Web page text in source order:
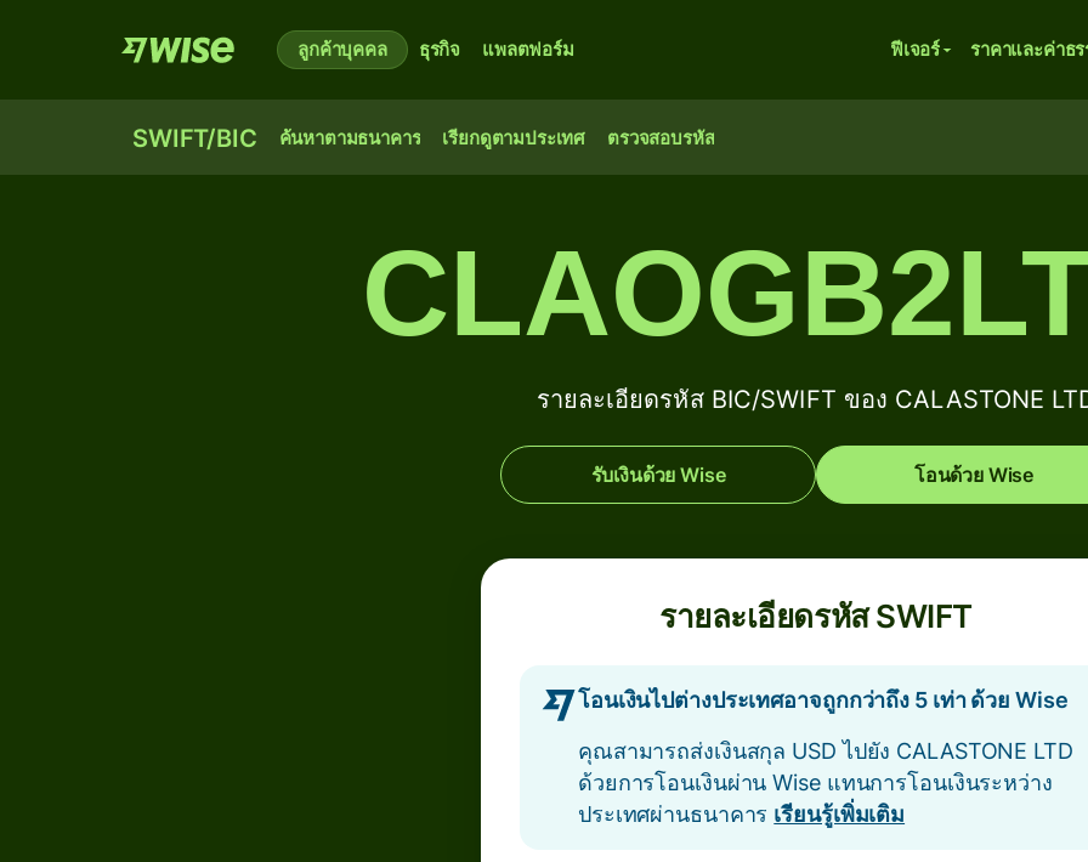
ลูกค้าบุคคล ธุรกิจ แพลตฟอร์ม ฟีเจอร์ ราคาและค่าธ
SWIFT/BIC ค้นหาตามธนาคาร เรียกดูตามประเทศ ตรวจสอบรหัส
รายละเอียดรหัส BIC/SWIFT ของ CALASTONE
รับเงินด้วย Wise โอนด้วย Wise
รายละเอียดรหัส SWIFT
โอนเงินไปต่างประเทศอาจถูกกว่าถึง 5 เท่า ด้วย Wise
คุณสามารถส่งเงินสกุล USD ไปยัง CALASTONE LTD
ด้วยการโอนเงินผ่าน Wise แทนการโอนเงินระหว่าง
ประเทศผ่านธนาคาร เรียนรู้เพิ่มเติม